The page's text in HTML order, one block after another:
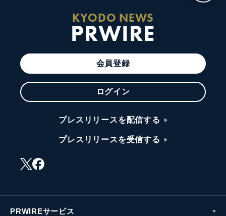
KYODO NEWS
PRWIRE
会員登録
ログイン
プレスリリースを配信する
プレスリリースを受信する
PRWIREサービス